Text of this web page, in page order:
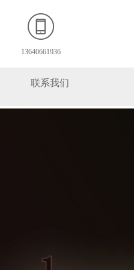
13640661936
联系我们